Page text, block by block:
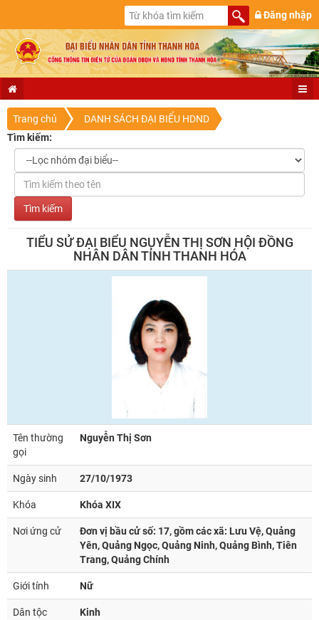
Đăng nhập
Trang chủ
DANH SÁCH ĐẠI BIỂU HDND
Tìm kiếm:
TIỂU SỬ ĐẠI BIỂU NGUYỄN THỊ SƠN HỘI ĐỒNG
NHÂN DÂN TỈNH THANH HÓA
Tên thường
gọi
Nguyễn Thị Sơn
Ngày sinh 27/10/1973
Khóa Khóa XIX
Nơi ứng cử
Đơn vị bầu cử số: 17, gồm các xã: Lưu Vệ, Quảng
Yên, Quảng Ngọc, Quảng Ninh, Quảng Bình, Tiên
Trang, Quảng Chính
Giới tính Nữ
Dân tộc Kinh